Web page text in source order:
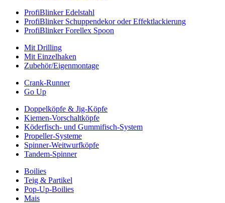
ProfiBlinker Edelstahl
ProfiBlinker Schuppendekor oder Effektlackierung
ProfiBlinker Forellex Spoon
Mit Drilling
Mit Einzelhaken
Zubehör/Eigenmontage
Crank-Runner
Go Up
Doppelköpfe & Jig-Köpfe
Kiemen-Vorschaltköpfe
Köderfisch- und Gummifisch-System
Propeller-Systeme
Spinner-Weitwurfköpfe
Tandem-Spinner
Boilies
Teig & Partikel
Pop-Up-Boilies
Mais